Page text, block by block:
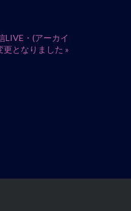
LIVE・(アーカイ
更となりました»